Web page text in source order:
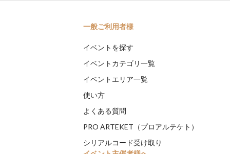
一般ご利用者様
イベントを探す
イベントカテゴリ一覧
イベントエリア一覧
使い方
よくある質問
PRO ARTEKET（プロアルテケト）
シリアルコード受け取り